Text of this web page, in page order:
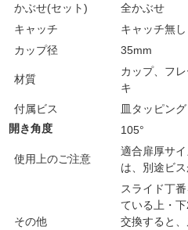
かぶせ(セット)
全かぶせ
キャッチ
キャッチ無し
カップ径
35mm
材質
カップ、フ
キ
付属ビス
皿タッピン
開き角度
105°
使用上のご注意
適合扉厚サ
は、別途ビス
その他
スライド丁
ている上・
交換すると